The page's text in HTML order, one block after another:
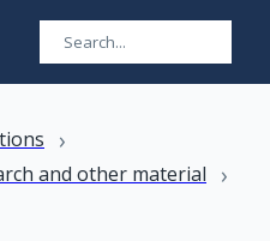
›
and other material ›